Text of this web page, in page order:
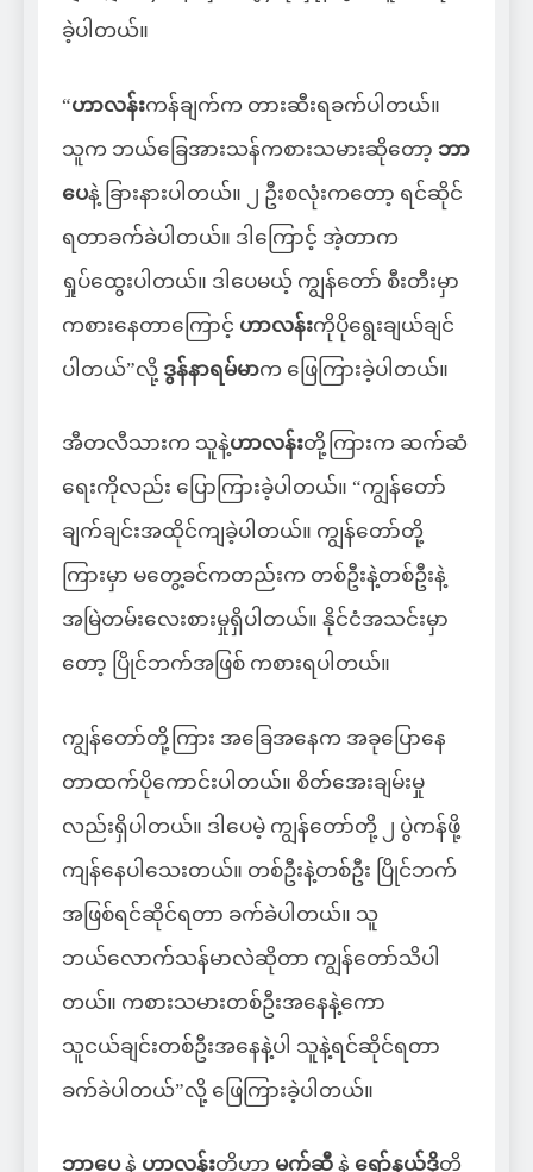
ခဲ့ပါတယ်။
“ဟာလန်းကန်ချက်က တားဆီးရခက်ပါတယ်။
သူက ဘယ်ခြေအားသန်ကစားသမားဆိုတော့ ဘာ
ပေနဲ့ ခြားနားပါတယ်။ ၂ ဦးစလုံးကတော့ ရင်ဆိုင်
ရတာခက်ခဲပါတယ်။ ဒါကြောင့် အဲ့တာက
ရှုပ်ထွေးပါတယ်။ ဒါပေမယ့် ကျွန်တော် စီးတီးမှာ
ကစားနေတာကြောင့် ဟာလန်းကိုပိုရွေးချယ်ချင်
ပါတယ်”လို့ ဒွန်နာရမ်မာက ဖြေကြားခဲ့ပါတယ်။
အီတလီသားက သူနဲ့ဟာလန်းတို့ကြားက ဆက်ဆံ
ရေးကိုလည်း ပြောကြားခဲ့ပါတယ်။ “ကျွန်တော်
ချက်ချင်းအထိုင်ကျခဲ့ပါတယ်။ ကျွန်တော်တို့
ကြားမှာ မတွေ့ခင်ကတည်းက တစ်ဦးနဲ့တစ်ဦးနဲ့
အမြဲတမ်းလေးစားမှုရှိပါတယ်။ နိုင်ငံအသင်းမှာ
တော့ ပြိုင်ဘက်အဖြစ် ကစားရပါတယ်။
ကျွန်တော်တို့ကြား အခြေအနေက အခုပြောနေ
တာထက်ပိုကောင်းပါတယ်။ စိတ်အေးချမ်းမှု
လည်းရှိပါတယ်။ ဒါပေမဲ့ ကျွန်တော်တို့ ၂ ပွဲကန်ဖို့
ကျန်နေပါသေးတယ်။ တစ်ဦးနဲ့တစ်ဦး ပြိုင်ဘက်
အဖြစ်ရင်ဆိုင်ရတာ ခက်ခဲပါတယ်။ သူ
ဘယ်လောက်သန်မာလဲဆိုတာ ကျွန်တော်သိပါ
တယ်။ ကစားသမားတစ်ဦးအနေနဲ့ကော
သူငယ်ချင်းတစ်ဦးအနေနဲ့ပါ သူနဲ့ရင်ဆိုင်ရတာ
ခက်ခဲပါတယ်”လို့ ဖြေကြားခဲ့ပါတယ်။
ဘာပေနဲ့ ဟာလန်းတို့ဟာ မက်ဆီ နဲ့ ရော်နယ်ဒိုတို့